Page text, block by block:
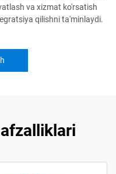
va xizmat ko'rsatish
qilishni ta'minlaydi.